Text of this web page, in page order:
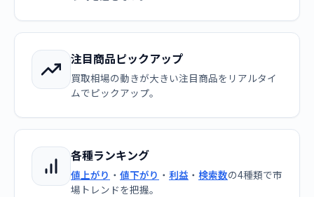
注目商品ピックアップ
買取相場の動きが大きい注目商品をリアルタイ
ムでピックアップ。
各種ランキング
値上がり ・ 値下がり ・ 利益 ・ 検索数の4種類で市
場トレンドを把握。